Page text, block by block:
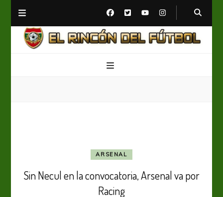
ARSENAL
Sin Necul en la convocatoria, Arsenal va por
Racing